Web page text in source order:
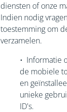
diensten of onze
Indien nodig
toestemming om
verzamelen.
• Informatie
de mobiele
en
unieke
ID's.